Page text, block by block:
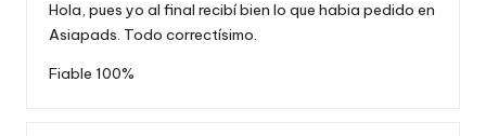
Hola, pues yo al final recibí bien lo que habia pedido en
Asiapads. Todo correctísimo.
Fiable 100%